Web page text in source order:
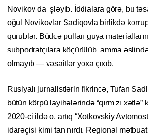
Novikov da işləyib. İddialara görə, bu
oğul Novikovlar Sadiqovla birlikdə
qurublar. Büdcə pulları guya
subpodratçılara köçürülüb, amma
olmayıb — vəsaitlər yoxa çıxıb.
Rusiyalı jurnalistlərin fikrincə, Tufan
bütün körpü layihələrində “qırmızı xətlə”
2020-ci ildə o, artıq “Xotkovskiy
idarəçisi kimi tanınırdı. Regional